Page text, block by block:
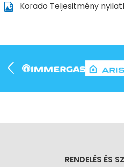
Korado Teljesitmény
RENDELÉS ÉS